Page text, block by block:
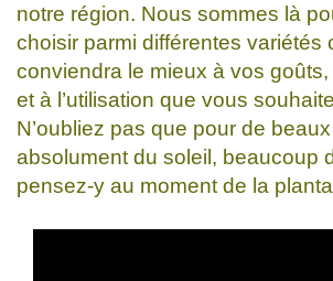
notre région. Nous sommes là
choisir parmi différentes variétés
conviendra le mieux à vos
et à l’utilisation que vous
N’oubliez pas que pour de
absolument du soleil, beaucoup
pensez-y au moment de la